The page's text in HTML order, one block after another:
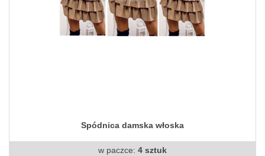
Spódnica damska włoska
w paczce: 4 sztuk